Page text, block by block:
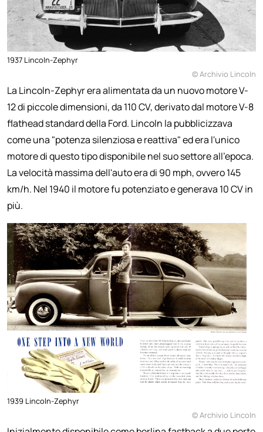
1937 Lincoln-Zephyr
© Archivio Lincoln
La Lincoln-Zephyr era alimentata da un nuovo motore V-
12 di piccole dimensioni, da 110 CV, derivato dal motore V-8
flathead standard della Ford. Lincoln la pubblicizzava
come una "potenza silenziosa e reattiva" ed era l'unico
motore di questo tipo disponibile nel suo settore all'epoca.
La velocità massima dell'auto era di 90 mph, ovvero 145
km/h. Nel 1940 il motore fu potenziato e generava 10 CV in
più.
1939 Lincoln-Zephyr
© Archivio Lincoln